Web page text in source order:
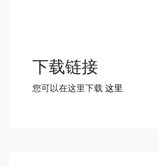
下载链接
您可以在这里下载 这里.